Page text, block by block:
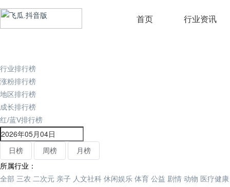
首页 行业资讯
行业排行榜
涨粉排行榜
地区排行榜
成长排行榜
红/蓝V排行榜
日榜 周榜
月榜
所属行业：
全部 三农 二次元 亲子 人文社科 休闲娱乐 体育 公益 剧情 动物 医疗健康